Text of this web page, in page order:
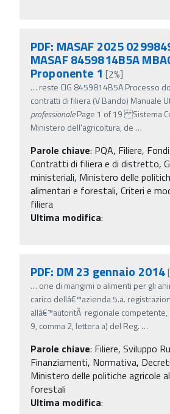
PDF: MASAF 2025
MASAF 8459814B5A
Proponente 1 [2%]
… reste CIG 8459814B5A Processo
contratti di filiera (V Bando) Manuale
professionalePage 1 of 19 Sistema
Ministero dell'agricoltura, de …
Parole chiave: PQA, Filiere,
Contratti di filiera e di distretto,
ministeriali, Ministero delle
alimentari e forestali, Criteri e
filiera
Ultima modifica:
PDF: DM 23 gennaio 2014
… one di mangimi o alimenti per gli
carico dellâ€™azienda 5.a.
allâ€™autoritÃ regionale
9, comma 2, lettera a) del Reg. …
Parole chiave: Filiere, Sviluppo
Finanziamenti, Normativa,
Ministero delle politiche agricole
forestali
Ultima modifica: